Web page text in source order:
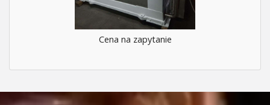
Cena na zapytanie